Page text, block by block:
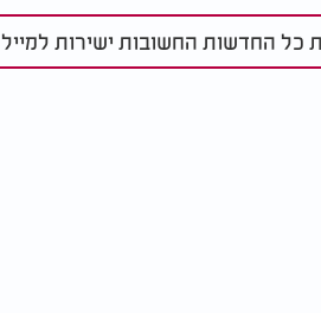
כל החדשות החשובות ישירות למייל